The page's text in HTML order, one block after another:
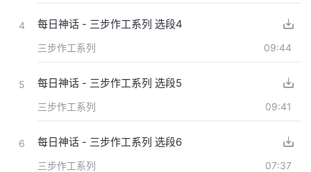
4 每日神话 - 三步作工系列 选段4
三步作工系列 09:44
5 每日神话 - 三步作工系列 选段5
三步作工系列 09:41
6 每日神话 - 三步作工系列 选段6
三步作工系列 07:37